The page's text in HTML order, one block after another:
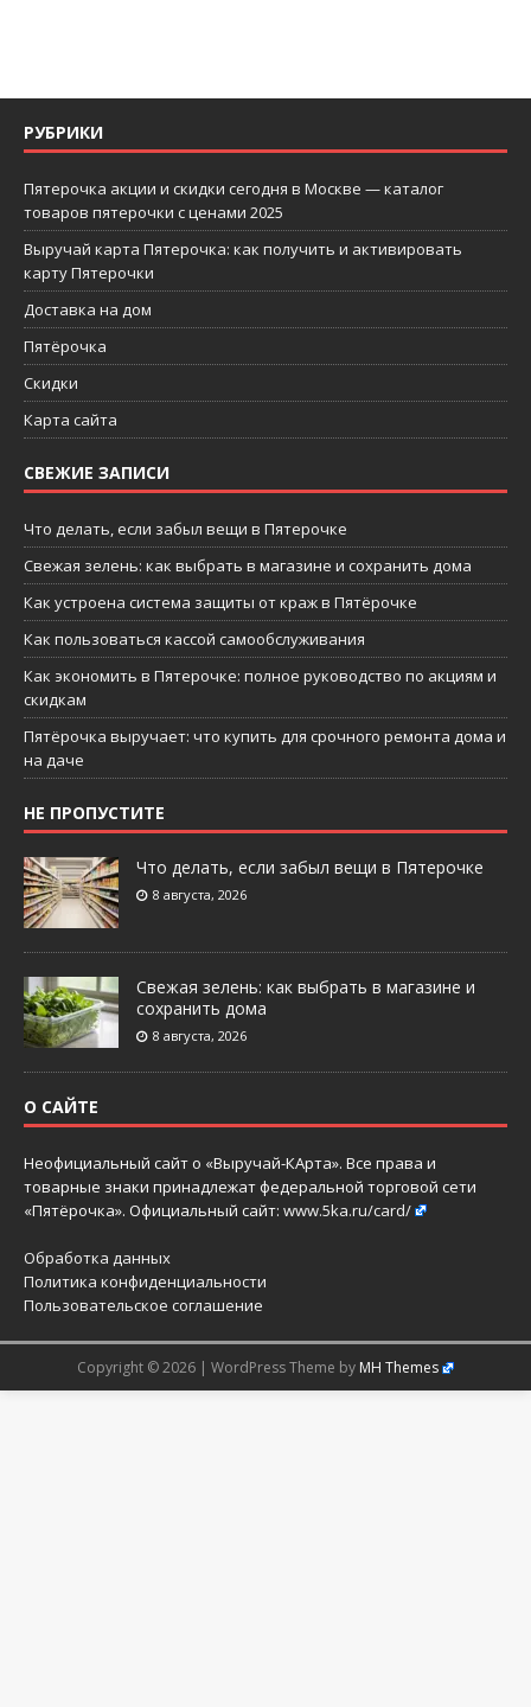
РУБРИКИ
Пятерочка акции и скидки сегодня в Москве — каталог
товаров пятерочки с ценами 2025
Выручай карта Пятерочка: как получить и активировать
карту Пятерочки
Доставка на дом
Пятёрочка
Скидки
Карта сайта
СВЕЖИЕ ЗАПИСИ
Что делать, если забыл вещи в Пятерочке
Свежая зелень: как выбрать в магазине и сохранить дома
Как устроена система защиты от краж в Пятёрочке
Как пользоваться кассой самообслуживания
Как экономить в Пятерочке: полное руководство по акциям и
скидкам
Пятёрочка выручает: что купить для срочного ремонта дома и
на даче
НЕ ПРОПУСТИТЕ
Что делать, если забыл вещи в Пятерочке
8 августа, 2026
Свежая зелень: как выбрать в магазине и
сохранить дома
8 августа, 2026
О САЙТЕ
Неофициальный сайт о «Выручай-КАрта». Все права и
товарные знаки принадлежат федеральной торговой сети
«Пятёрочка». Официальный сайт: www.5ka.ru/card/
Обработка данных
Политика конфиденциальности
Пользовательское соглашение
Copyright © 2026 | WordPress Theme by MH Themes